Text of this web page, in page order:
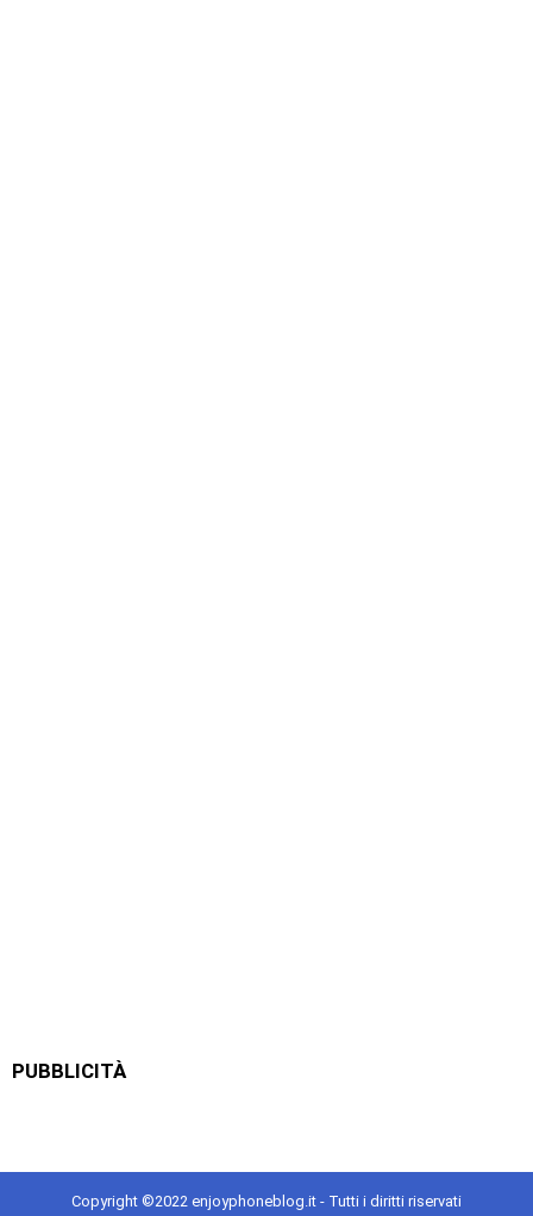
PUBBLICITÀ
Copyright ©2022 enjoyphoneblog.it - Tutti i diritti riservati